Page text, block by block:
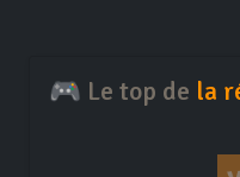
🎮 Le top de la